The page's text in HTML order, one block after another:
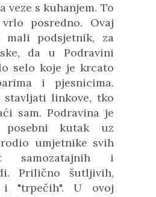
veze s kuhanjem. To
posredno. Ovaj
podsjetnik, za
da u Podravini
selo koje je krcato
i pjesnicima.
stavljati linkove, tko
sam. Podravina je
posebni kutak uz
umjetnike svih
samozatajnih i
Prilično šutljivih,
"trpečih". U ovoj